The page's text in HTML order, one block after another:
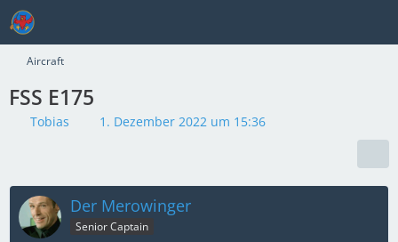
Aircraft
FSS E175
Tobias 1. Dezember 2022 um 15:36
Der Merowinger
Senior Captain